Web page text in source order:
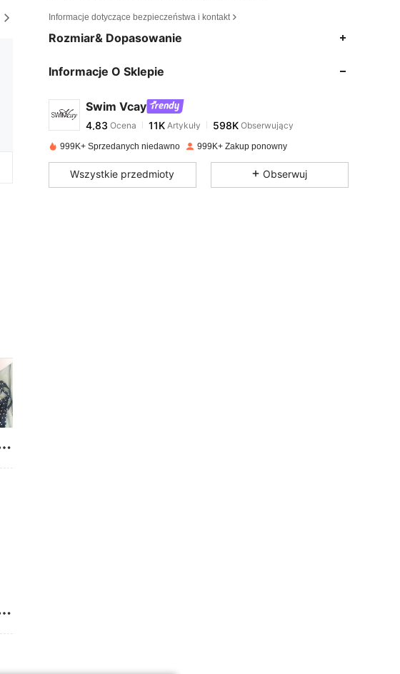
Informacje dotyczące bezpieczeństwa i kontakt
Rozmiar& Dopasowanie
Informacje O Sklepie
Swim Vcay
4,83 11K
4,83Ocena 11KArtykuły
a***9 zapłacono1 dzień temu
999K+ Sprzedanych niedawno 999K+ Zakup ponowny
Wszystkie przedmioty Obserwuj